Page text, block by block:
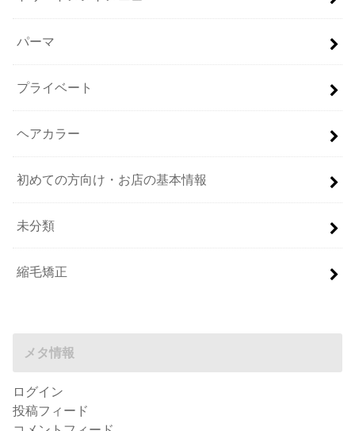
パーマ
プライベート
ヘアカラー
初めての方向け・お店の基本情報
未分類
縮毛矯正
メタ情報
ログイン
投稿フィード